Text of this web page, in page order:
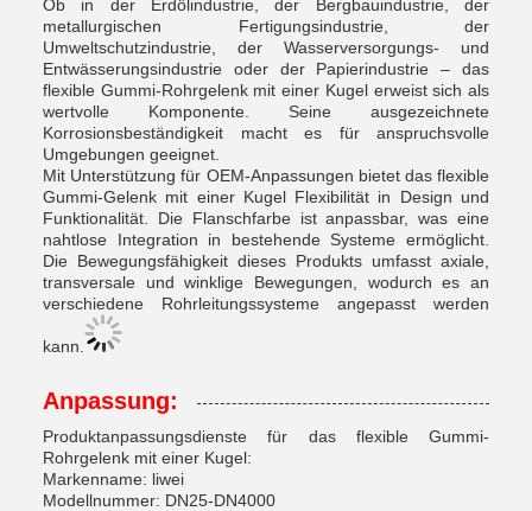
Ob in der Erdölindustrie, der Bergbauindustrie, der
metallurgischen Fertigungsindustrie, der
Umweltschutzindustrie, der Wasserversorgungs- und
Entwässerungsindustrie oder der Papierindustrie – das
flexible Gummi-Rohrgelenk mit einer Kugel erweist sich als
wertvolle Komponente. Seine ausgezeichnete
Korrosionsbeständigkeit macht es für anspruchsvolle
Umgebungen geeignet.
Mit Unterstützung für OEM-Anpassungen bietet das flexible
Gummi-Gelenk mit einer Kugel Flexibilität in Design und
Funktionalität. Die Flanschfarbe ist anpassbar, was eine
nahtlose Integration in bestehende Systeme ermöglicht.
Die Bewegungsfähigkeit dieses Produkts umfasst axiale,
transversale und winklige Bewegungen, wodurch es an
verschiedene Rohrleitungssysteme angepasst werden
kann.
Anpassung:
Produktanpassungsdienste für das flexible Gummi-
Rohrgelenk mit einer Kugel:
Markenname: liwei
Modellnummer: DN25-DN4000